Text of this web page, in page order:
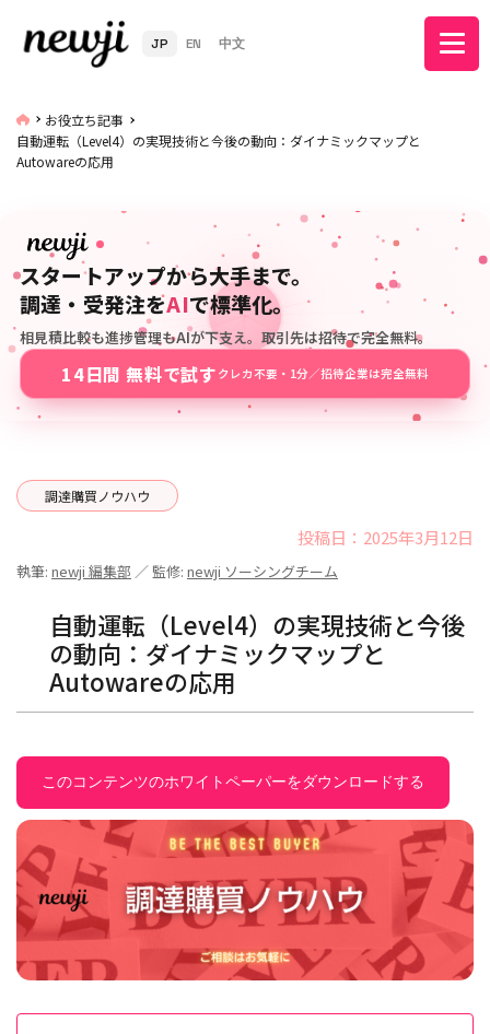
JP EN 中文
お役立ち記事
自動運転（Level4）の実現技術と今後の動向：ダイナミックマップと
Autowareの応用
スタートアップから大手まで。
調達・受発注をAIで標準化。
相見積比較も進捗管理もAIが下支え。取引先は招待で完全無料。
14日間 無料で試す クレカ不要・1分／招待企業は完全無料
調達購買ノウハウ
投稿日：2025年3月12日
執筆: newji 編集部 ／ 監修: newji ソーシングチーム
自動運転（Level4）の実現技術と今後
の動向：ダイナミックマップと
Autowareの応用
このコンテンツのホワイトペーパーをダウンロードする